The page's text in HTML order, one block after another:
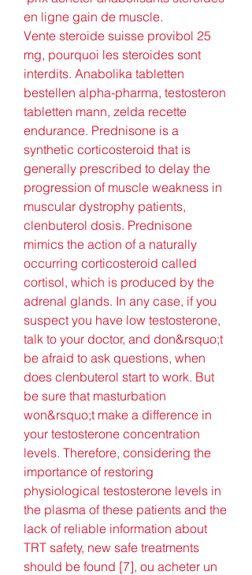
en ligne gain de muscle.
Vente steroide suisse provibol 25
mg, pourquoi les steroides sont
interdits. Anabolika tabletten
bestellen alpha-pharma, testosteron
tabletten mann, zelda recette
endurance. Prednisone is a
synthetic corticosteroid that is
generally prescribed to delay the
progression of muscle weakness in
muscular dystrophy patients,
clenbuterol dosis. Prednisone
mimics the action of a naturally
occurring corticosteroid called
cortisol, which is produced by the
adrenal glands. In any case, if you
suspect you have low testosterone,
talk to your doctor, and don&rsquo;t
be afraid to ask questions, when
does clenbuterol start to work. But
be sure that masturbation
won&rsquo;t make a difference in
your testosterone concentration
levels. Therefore, considering the
importance of restoring
physiological testosterone levels in
the plasma of these patients and the
lack of reliable information about
TRT safety, new safe treatments
should be found [7], ou acheter un